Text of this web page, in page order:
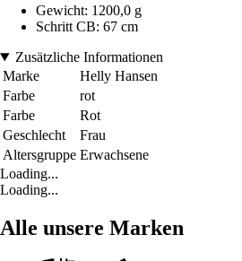
Gewicht: 1200,0 g
Schritt CB: 67 cm
Zusätzliche Informationen
Marke
Helly Hansen
Farbe
rot
Farbe
Rot
Geschlecht
Frau
Altersgruppe Erwachsene
Loading...
Loading...
Alle unsere Marken